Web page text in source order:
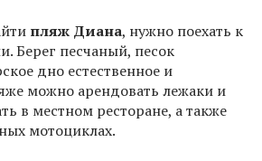
пляж Диана, нужно поехать к
Берег песчаный, песок
дно естественное и
можно арендовать лежаки и
в местном ресторане, а также
мотоциклах.